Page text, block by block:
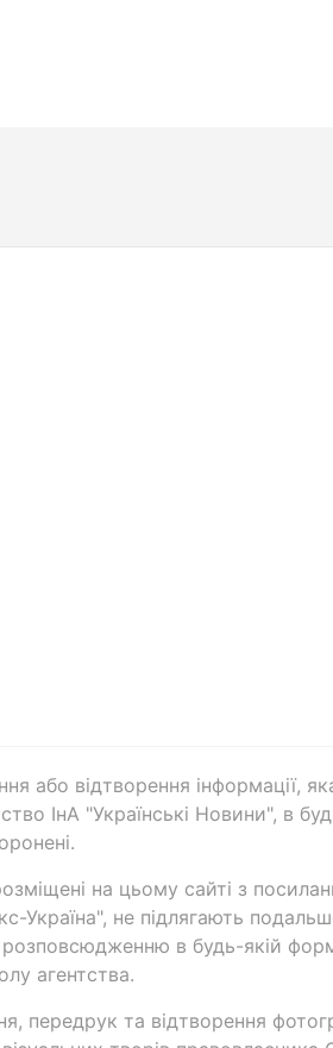
або відтворення інформації,
ІнА "Українські Новини", в
на цьому сайті з
Україна", не підлягають
в будь-якій
агентства.
передрук та відтворення